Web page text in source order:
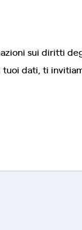
sui diritti
dati, ti